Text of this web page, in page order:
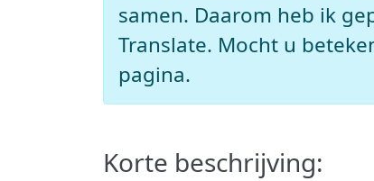
samen. Daarom heb ik
Translate. Mocht u
pagina.
Korte beschrijving: